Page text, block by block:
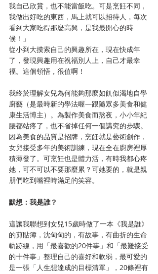
我自己欣賞，也不能當飯吃。可是烹飪不同，
我做出好吃的東西，馬上就可以招待人，每次
看到大家吃得那麼高興，是我最開心的時
候！」
從小到大摸索自己的興趣所在，現在快成年
了，發現興趣用在祝福別人上，自己才最幸
福。這個領悟，很值啊！
我終於理解女兒為何能夠那麼如飢似渴地自學
廚藝（是最時新的學法喔―跟隨眾多美食和健
康生活博主）。為製作美食而熬夜，小小年紀
腰都站疼了，也不省掉任何一個講究的步驟。
因為美食的品質是招牌，烹飪就是藝術創作，
女兒接受多年的美術訓練，現在全在廚房裡厚
積薄發了。可烹飪也是體力活，有時我都心疼
她，可不可以不要那麼累？可她要的，就是親
朋們吃到嘴裡時滿足的笑容。
默想：我是誰？
這讓我聯想到女兒15歲時做了一本《我是誰》
的剪貼簿，沈甸甸的，有故事，有曲折的生命
軌跡線，用「最喜歡的20件事」和「最難接受
的十件事」整理自己的喜好和軟弱，最可愛的
是一張「人生想達成的目標清單」，20條裡有